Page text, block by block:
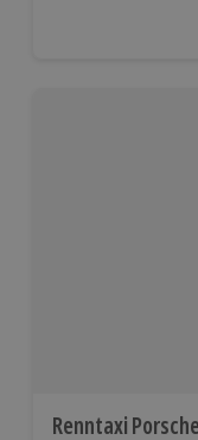
Renntaxi